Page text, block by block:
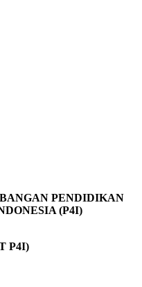
PENDIDIKAN
(P4I)
P4I)